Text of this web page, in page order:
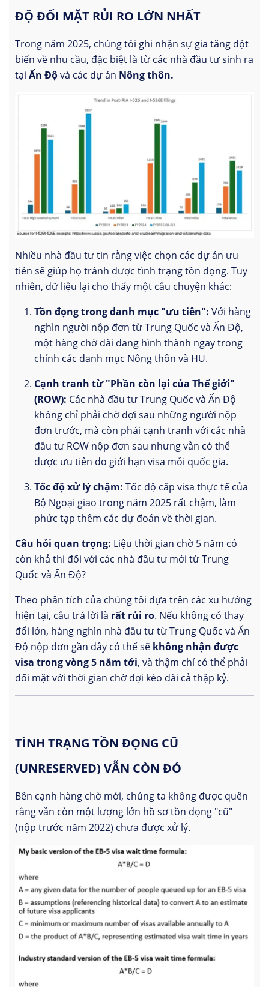
ĐỘ ĐỐI MẶT RỦI RO LỚN NHẤT
Trong năm 2025, chúng tôi ghi nhận sự gia tăng đột
biến về nhu cầu, đặc biệt là từ các nhà đầu tư sinh ra
tại Ấn Độvà các dự án Nông thôn.
Nhiều nhà đầu tư tin rằng việc chọn các dự án ưu
tiên sẽ giúp họ tránh được tình trạng tồn đọng. Tuy
nhiên, dữ liệu lại cho thấy một câu chuyện khác:
Tồn đọng trong danh mục "ưu tiên": Với hàng
nghìn người nộp đơn từ Trung Quốc và Ấn Độ,
một hàng chờ dài đang hình thành ngay trong
chính các danh mục Nông thôn và HU.
Cạnh tranh từ "Phần còn lại của Thế giới"
(ROW): Các nhà đầu tư Trung Quốc và Ấn Độ
không chỉ phải chờ đợi sau những người nộp
đơn trước, mà còn phải cạnh tranh với các nhà
đầu tư ROW nộp đơn sau nhưng vẫn có thể
được ưu tiên do giới hạn visa mỗi quốc gia.
Tốc độ xử lý chậm: Tốc độ cấp visa thực tế của
Bộ Ngoại giao trong năm 2025 rất chậm, làm
phức tạp thêm các dự đoán về thời gian.
Câu hỏi quan trọng: Liệu thời gian chờ 5 năm có
còn khả thi đối với các nhà đầu tư mới từ Trung
Quốc và Ấn Độ?
Theo phân tích của chúng tôi dựa trên các xu hướng
hiện tại, câu trả lời là rất rủi ro. Nếu không có thay
đổi lớn, hàng nghìn nhà đầu tư từ Trung Quốc và Ấn
Độ nộp đơn gần đây có thể sẽ không nhận được
visa trong vòng 5 năm tới, và thậm chí có thể phải
đối mặt với thời gian chờ đợi kéo dài cả thập kỷ.
TÌNH TRẠNG TỒN ĐỌNG CŨ
(UNRESERVED) VẪN CÒN ĐÓ
Bên cạnh hàng chờ mới, chúng ta không được quên
rằng vẫn còn một lượng lớn hồ sơ tồn đọng "cũ"
(nộp trước năm 2022) chưa được xử lý.